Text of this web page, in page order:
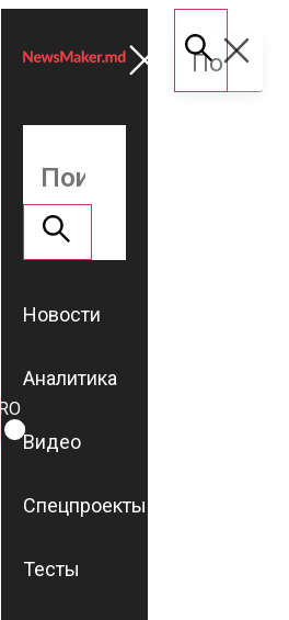
ROMÂNĂ
RU
Новости
Аналитика
Видео
Спецпроекты
Тесты